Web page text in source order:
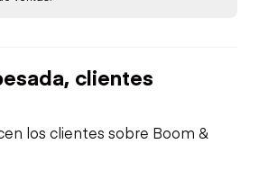
clientes
los clientes sobre Boom &